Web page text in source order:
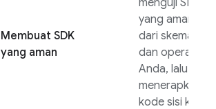
Membuat SDK
yang aman
menguji SDK
yang aman
dari skema
dan operasi
Anda, lalu
menerapkan
kode sisi klien